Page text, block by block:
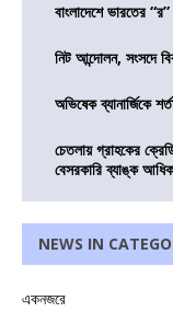
বাংলাদেশে ভারতের
নিট আন্দোলন, সংসদে
অভিষেক ব্যানার্জিকে
চেতলায় গ্রাহকের
বেসরকারি ব্যাঙ্ক
NEWS IN
একনজরে